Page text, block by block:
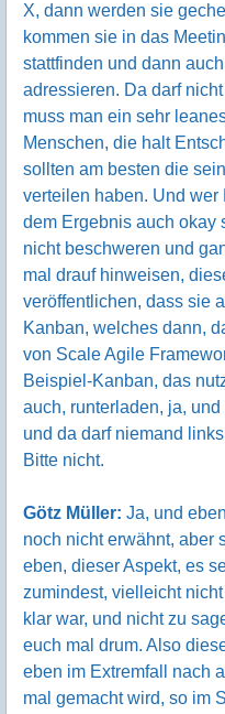
X, dann werden sie
kommen sie in das
stattfinden und dann
adressieren. Da darf
muss man ein sehr
Menschen, die halt
sollten am besten die
verteilen haben. Und
dem Ergebnis auch okay
nicht beschweren und
mal drauf hinweisen,
veröffentlichen, dass sie
Kanban, welches dann,
von Scale Agile
Beispiel-Kanban, das
auch, runterladen, ja,
und da darf niemand
Bitte nicht.
Götz Müller: Ja, und
noch nicht erwähnt, aber
eben, dieser Aspekt, es
zumindest, vielleicht
klar war, und nicht zu
euch mal drum. Also
eben im Extremfall nach
mal gemacht wird, so im